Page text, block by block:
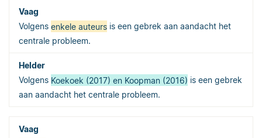
Volgens enkele auteurs is een gebrek aan aandacht het
centrale probleem.
Volgens Koekoek (2017) en Koopman (2016) is een gebrek
aan aandacht het centrale probleem.